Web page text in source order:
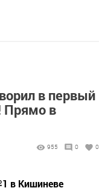
в первый
Прямо в
955 0 0
в Кишиневе